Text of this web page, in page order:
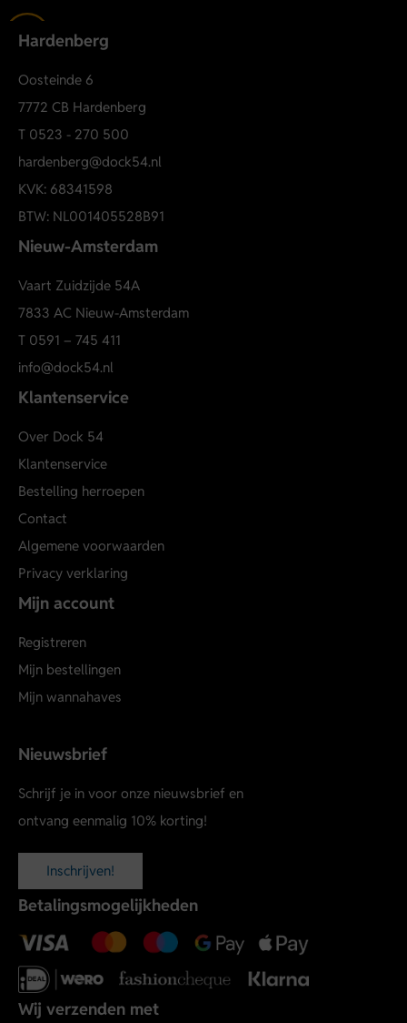
Hardenberg
Oosteinde 6
7772 CB Hardenberg
T 0523 - 270 500
hardenberg@dock54.nl
KVK: 68341598
BTW: NL001405528B91
Nieuw-Amsterdam
Vaart Zuidzijde 54A
7833 AC Nieuw-Amsterdam
T 0591 – 745 411
info@dock54.nl
Klantenservice
Over Dock 54
Klantenservice
Bestelling herroepen
Contact
Algemene voorwaarden
Privacy verklaring
Mijn account
Registreren
Mijn bestellingen
Mijn wannahaves
Nieuwsbrief
Schrijf je in voor onze nieuwsbrief en
ontvang eenmalig 10% korting!
Inschrijven!
Betalingsmogelijkheden
Wij verzenden met